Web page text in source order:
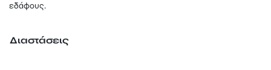
εδάφους.
Διαστάσεις